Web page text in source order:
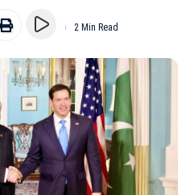
2 Min Read